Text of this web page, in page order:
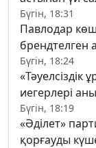
Бүгін, 18:31
Павлодар
брендтелген
Бүгін, 18:24
иегерлері
Бүгін, 18:19
«Әділет»
қорғауды